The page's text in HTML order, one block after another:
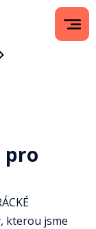
pro
kterou jsme